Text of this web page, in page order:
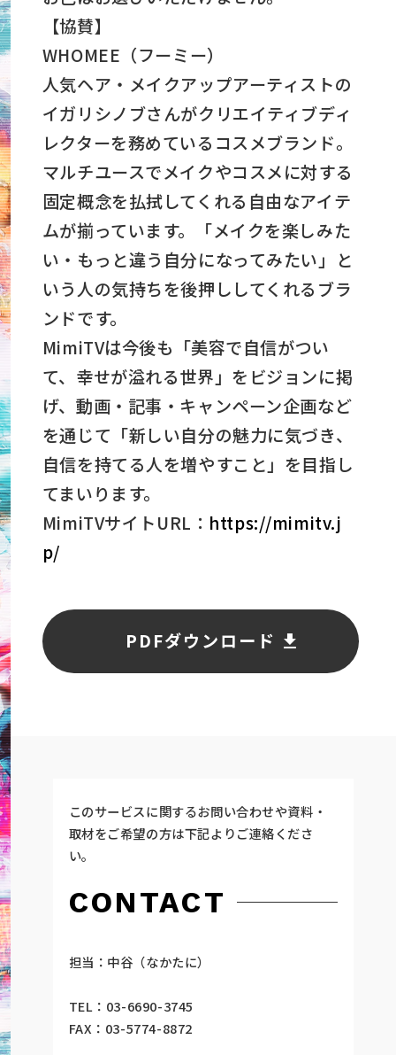
【協賛】
WHOMEE（フーミー）
人気ヘア・メイクアップアーティストの
イガリシノブさんがクリエイティブディ
レクターを務めているコスメブランド。
マルチユースでメイクやコスメに対する
固定概念を払拭してくれる自由なアイテ
ムが揃っています。「メイクを楽しみた
い・もっと違う自分になってみたい」と
いう人の気持ちを後押ししてくれるブラ
ンドです。
MimiTVは今後も「美容で自信がつい
て、幸せが溢れる世界」をビジョンに掲
げ、動画・記事・キャンペーン企画など
を通じて「新しい自分の魅力に気づき、
自信を持てる人を増やすこと」を目指し
てまいります。
MimiTVサイトURL： https://mimitv.j
p/
PDFダウンロード
このサービスに関するお問い合わせや資料・
取材をご希望の方は下記よりご連絡くださ
い。
CONTACT
担当：中谷（なかたに）
TEL：03-6690-3745
FAX：03-5774-8872